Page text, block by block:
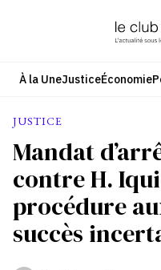
À la UneJusticeÉconomie
JUSTICE
Mandat
contre H.
procédure
succès